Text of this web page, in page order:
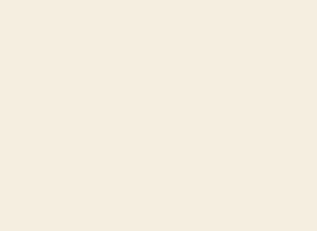
boues industrielles en coproduits. Début juin, les
les informations qui feront l'actualité industrielle dans